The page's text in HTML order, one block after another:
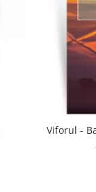
Viforul -